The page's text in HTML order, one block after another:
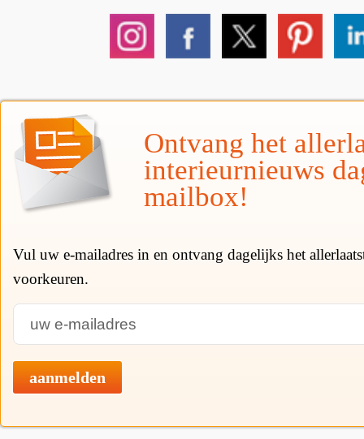
Ontvang het
interieurnieuws
mailbox!
Vul uw e-mailadres in en ontvang dagelijks het
voorkeuren.
aanmelden